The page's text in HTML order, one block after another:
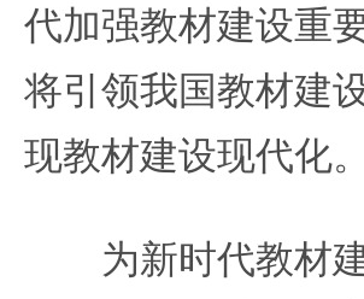
代加强教材建设重
将引领我国教材建
现教材建设现代化。
为新时代教材建